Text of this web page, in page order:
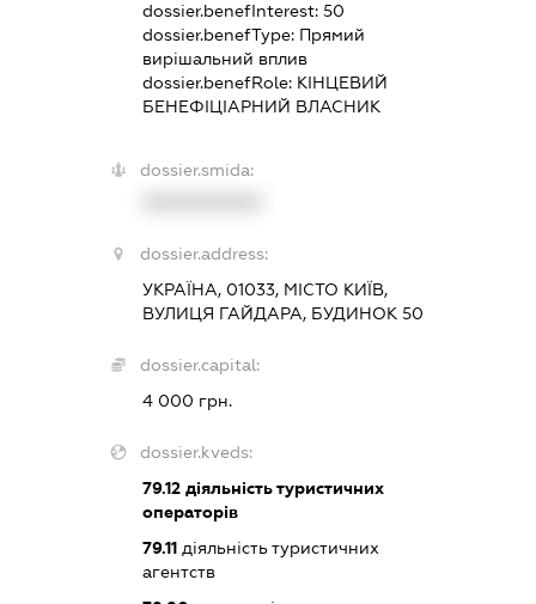
dossier.benefInterest: 50
dossier.benefType: Прямий
вирішальний вплив
dossier.benefRole: КІНЦЕВИЙ
БЕНЕФІЦІАРНИЙ ВЛАСНИК
dossier.smida:
dossier.address:
УКРАЇНА, 01033, МІСТО КИЇВ,
ВУЛИЦЯ ГАЙДАРА, БУДИНОК 50
dossier.capital:
4 000 грн.
dossier.kveds:
79.12діяльність туристичних
операторів
79.11діяльність туристичних
агентств